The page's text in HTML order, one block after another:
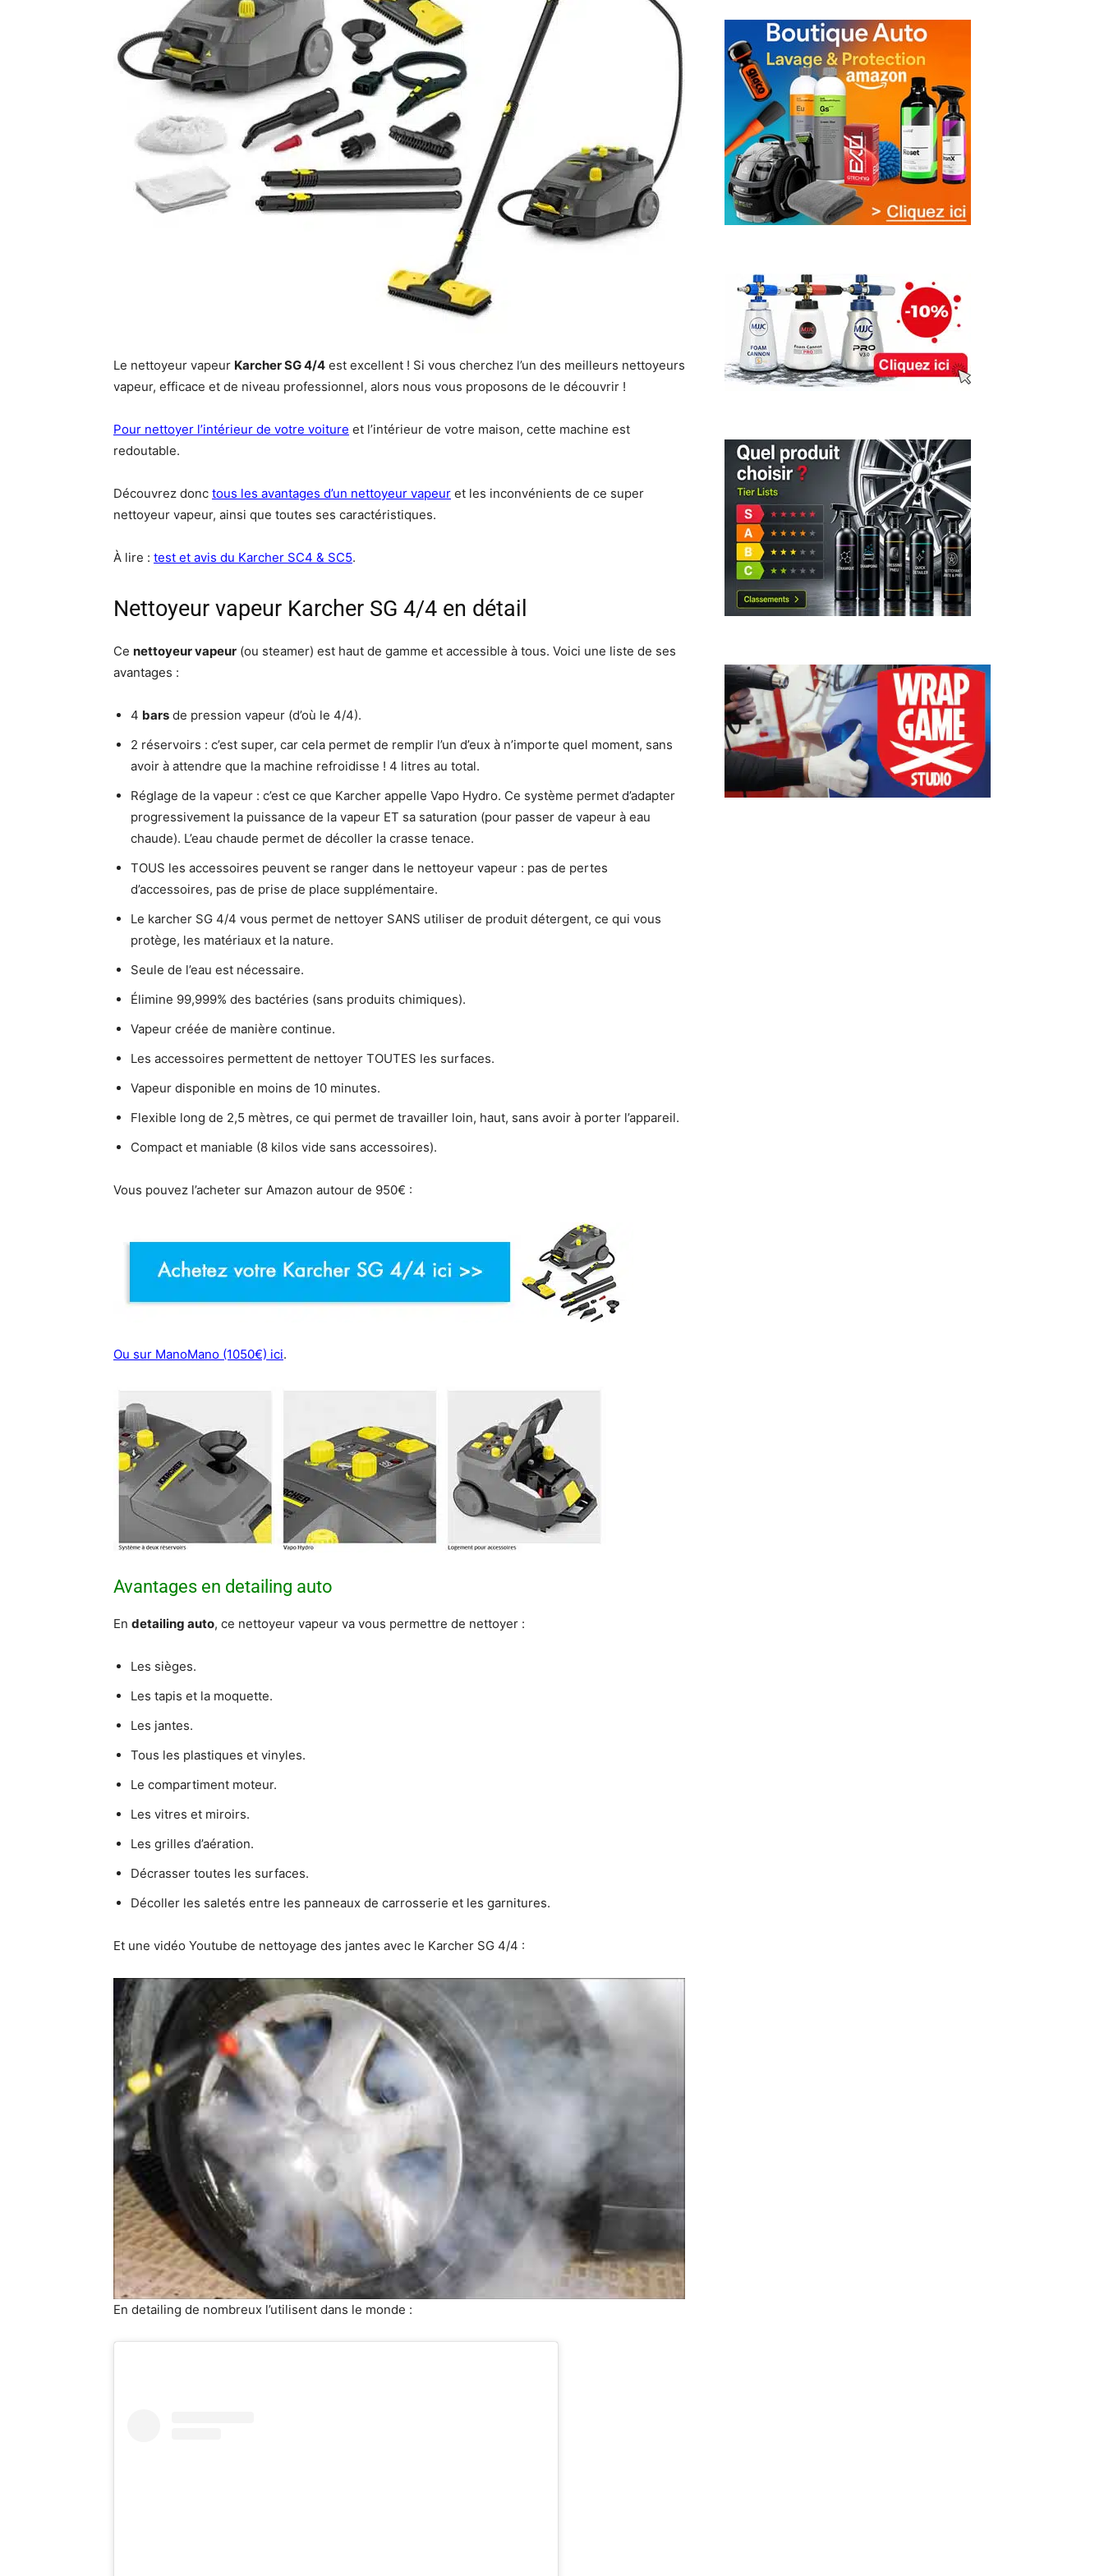
Le nettoyeur vapeur Karcher SG 4/4 est excellent ! Si vous cherchez l’un des meilleurs nettoyeurs
vapeur, efficace et de niveau professionnel, alors nous vous proposons de le découvrir !
Pour nettoyer l’intérieur de votre voiture et l’intérieur de votre maison, cette machine est
redoutable.
Découvrez donc tous les avantages d’un nettoyeur vapeur et les inconvénients de ce super
nettoyeur vapeur, ainsi que toutes ses caractéristiques.
À lire : test et avis du Karcher SC4 & SC5.
Nettoyeur vapeur Karcher SG 4/4 en détail
Ce nettoyeur vapeur (ou steamer) est haut de gamme et accessible à tous. Voici une liste de ses
avantages :
4 bars de pression vapeur (d’où le 4/4).
2 réservoirs : c’est super, car cela permet de remplir l’un d’eux à n’importe quel moment, sans
avoir à attendre que la machine refroidisse ! 4 litres au total.
Réglage de la vapeur : c’est ce que Karcher appelle Vapo Hydro. Ce système permet d’adapter
progressivement la puissance de la vapeur ET sa saturation (pour passer de vapeur à eau
chaude). L’eau chaude permet de décoller la crasse tenace.
TOUS les accessoires peuvent se ranger dans le nettoyeur vapeur : pas de pertes
d’accessoires, pas de prise de place supplémentaire.
Le karcher SG 4/4 vous permet de nettoyer SANS utiliser de produit détergent, ce qui vous
protège, les matériaux et la nature.
Seule de l’eau est nécessaire.
Élimine 99,999% des bactéries (sans produits chimiques).
Vapeur créée de manière continue.
Les accessoires permettent de nettoyer TOUTES les surfaces.
Vapeur disponible en moins de 10 minutes.
Flexible long de 2,5 mètres, ce qui permet de travailler loin, haut, sans avoir à porter l’appareil.
Compact et maniable (8 kilos vide sans accessoires).
Vous pouvez l’acheter sur Amazon autour de 950€ :
Ou sur ManoMano (1050€) ici.
Avantages en detailing auto
En detailing auto, ce nettoyeur vapeur va vous permettre de nettoyer :
Les sièges.
Les tapis et la moquette.
Les jantes.
Tous les plastiques et vinyles.
Le compartiment moteur.
Les vitres et miroirs.
Les grilles d’aération.
Décrasser toutes les surfaces.
Décoller les saletés entre les panneaux de carrosserie et les garnitures.
Et une vidéo Youtube de nettoyage des jantes avec le Karcher SG 4/4 :
En detailing de nombreux l’utilisent dans le monde :